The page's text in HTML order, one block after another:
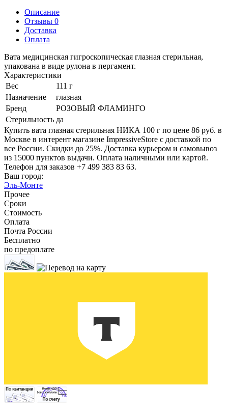
Описание
Отзывы 0
Доставка
Оплата
Вата медицинская гигроскопическая глазная стерильная,
упакована в виде рулона в пергамент.
Характеристики
Вес
111 г
Назначение
глазная
Бренд
РОЗОВЫЙ ФЛАМИНГО
Стерильность да
Купить вата глазная стерильная НИКА 100 г по цене 86 руб. в
Москве в интерент магазине ImpressiveStore с доставкой по
все России. Скидки до 25%. Доставка курьером и самовывоз
из 15000 пунктов выдачи. Оплата наличными или картой.
Телефон для заказов +7 499 383 83 63.
Ваш город:
Эль-Монте
Прочее
Сроки
Стоимость
Оплата
Почта России
Бесплатно
по предоплате